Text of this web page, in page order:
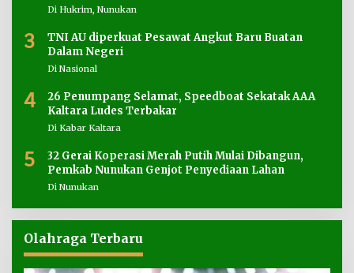
Di Hukrim, Nunukan
3
TNI AU diperkuat Pesawat Angkut Baru Buatan
Dalam Negeri
Di Nasional
4
26 Penumpang Selamat, Speedboat Sekatak AAA
Kaltara Ludes Terbakar
Di Kabar Kaltara
5
32 Gerai Koperasi Merah Putih Mulai Dibangun,
Pemkab Nunukan Genjot Penyediaan Lahan
Di Nunukan
Olahraga Terbaru